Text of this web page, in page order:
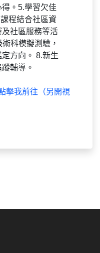
。5.學習欠佳
程結合社區資
社區服務等活
科模擬測驗，
方向。 8.新生
輔導。
擊我前往（另開視